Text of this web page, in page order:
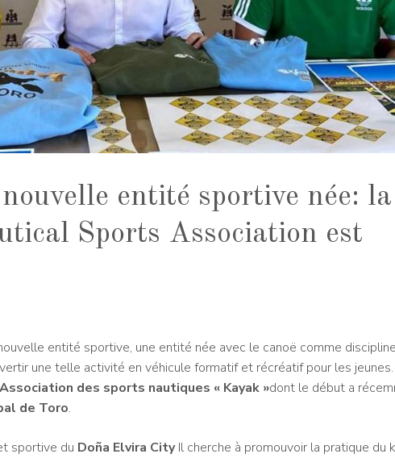
entité sportive née: la
Sports Association est
entité sportive, une entité née avec le canoë comme discipline
une telle activité en véhicule formatif et récréatif pour les jeunes.
Association des sports nautiques « Kayak »dont le début a
de Toro.
sportive du Doña Elvira CityIl cherche à promouvoir la pratique du